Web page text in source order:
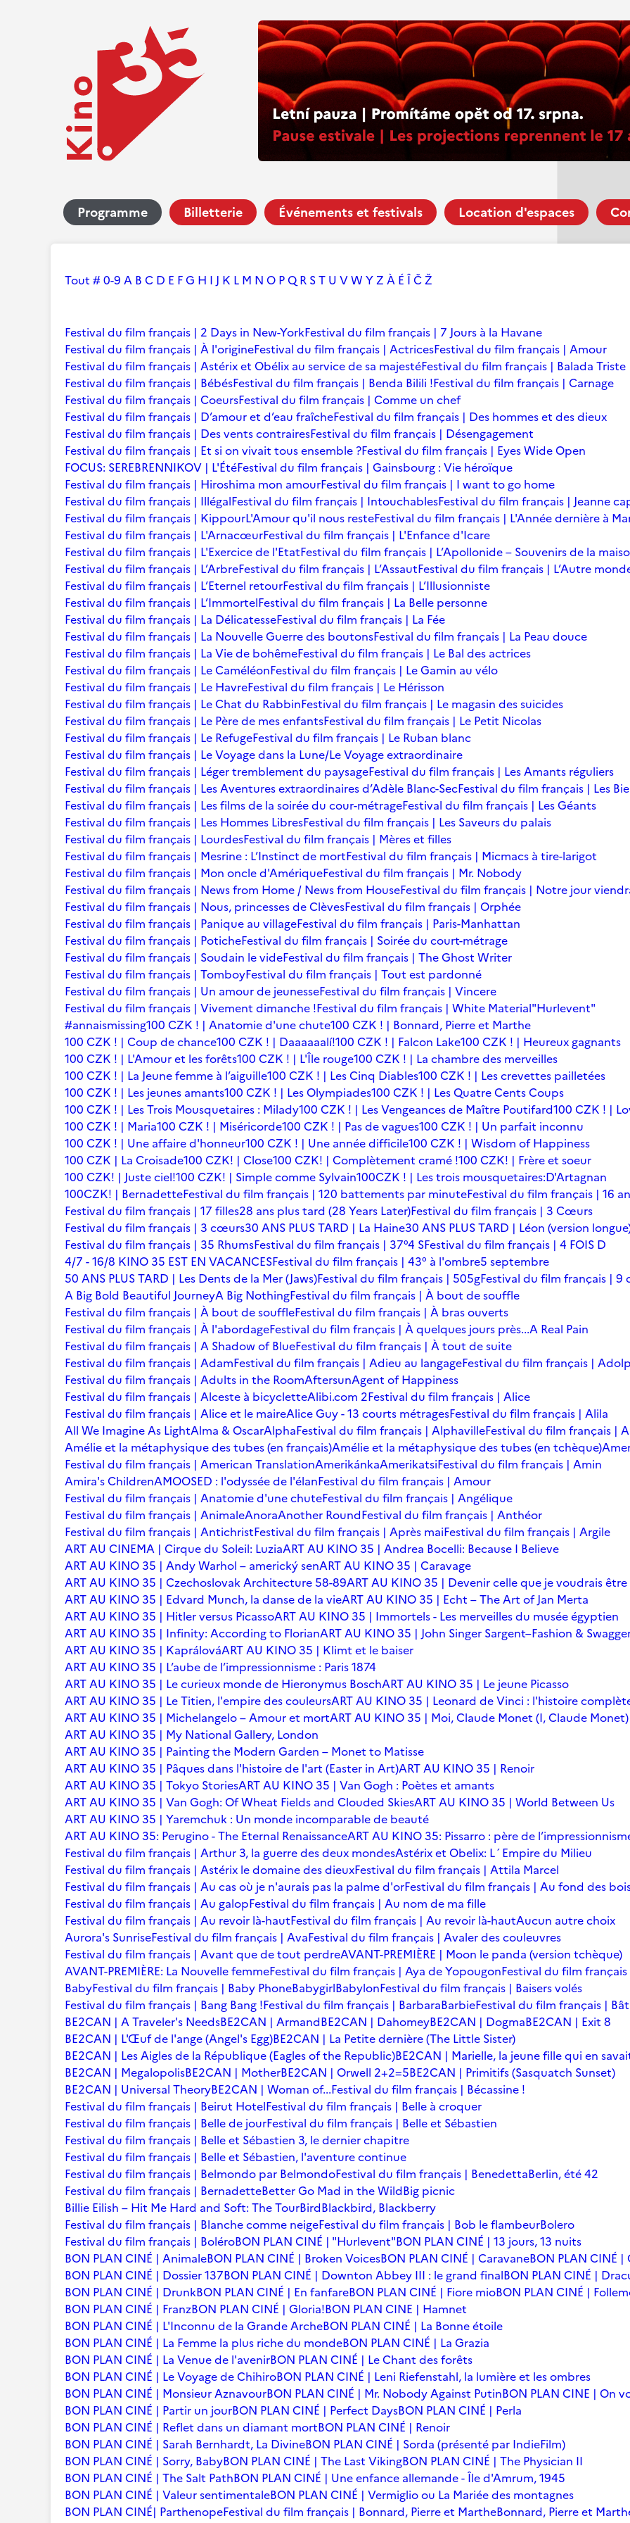
Programme Billetterie Événements et festivals Location d'espaces
Tout # 0-9 A B C D E FG H I J K L M N O PQ R ST U VW YZ À É ÎČŽ
Festival du film français | 2 Days in New-YorkFestival du film français | 7 Jours à la Havane
Festival du film français | À l'origineFestival du film français | ActricesFestival du film français | Amour
Festival du film français | Astérix et Obélix au service de sa majestéFestival du film français | Balada Triste
Festival du film français | BébésFestival du film français | Benda Bilili !Festival du film français | Carnage
Festival du film français | CoeursFestival du film français | Comme un chef
Festival du film français | D’amour et d’eau fraîcheFestival du film français | Des hommes et des dieux
Festival du film français | Des vents contrairesFestival du film français | Désengagement
Festival du film français | Et si on vivait tous ensemble ?Festival du film français | Eyes Wide Open
FOCUS: SEREBRENNIKOV | L'ÉtéFestival du film français | Gainsbourg : Vie héroïque
Festival du film français | Hiroshima mon amourFestival du film français | I want to go home
Festival du film français | IllégalFestival du film français | IntouchablesFestival du film français | Jeanne
Festival du film français | KippourL'Amour qu'il nous resteFestival du film français | L'Année dernière à
Festival du film français | L'ArnacœurFestival du film français | L'Enfance d'Icare
Festival du film français | L'Exercice de l'EtatFestival du film français | L’Apollonide – Souvenirs de la
Festival du film français | L’ArbreFestival du film français | L’AssautFestival du film français | L’Autre
Festival du film français | L’Eternel retourFestival du film français | L’Illusionniste
Festival du film français | L’ImmortelFestival du film français | La Belle personne
Festival du film français | La DélicatesseFestival du film français | La Fée
Festival du film français | La Nouvelle Guerre des boutonsFestival du film français | La Peau douce
Festival du film français | La Vie de bohêmeFestival du film français | Le Bal des actrices
Festival du film français | Le CaméléonFestival du film français | Le Gamin au vélo
Festival du film français | Le HavreFestival du film français | Le Hérisson
Festival du film français | Le Chat du RabbinFestival du film français | Le magasin des suicides
Festival du film français | Le Père de mes enfantsFestival du film français | Le Petit Nicolas
Festival du film français | Le RefugeFestival du film français | Le Ruban blanc
Festival du film français | Le Voyage dans la Lune/Le Voyage extraordinaire
Festival du film français | Léger tremblement du paysageFestival du film français | Les Amants réguliers
Festival du film français | Les Aventures extraordinaires d’Adèle Blanc-SecFestival du film français | Les
Festival du film français | Les films de la soirée du cour-métrageFestival du film français | Les Géants
Festival du film français | Les Hommes LibresFestival du film français | Les Saveurs du palais
Festival du film français | LourdesFestival du film français | Mères et filles
Festival du film français | Mesrine : L’Instinct de mortFestival du film français | Micmacs à tire-larigot
Festival du film français | Mon oncle d'AmériqueFestival du film français | Mr. Nobody
Festival du film français | News from Home / News from HouseFestival du film français | Notre jour
Festival du film français | Nous, princesses de ClèvesFestival du film français | Orphée
Festival du film français | Panique au villageFestival du film français | Paris-Manhattan
Festival du film français | PoticheFestival du film français | Soirée du court-métrage
Festival du film français | Soudain le videFestival du film français | The Ghost Writer
Festival du film français | TomboyFestival du film français | Tout est pardonné
Festival du film français | Un amour de jeunesseFestival du film français | Vincere
Festival du film français | Vivement dimanche !Festival du film français | White Material"Hurlevent"
#annaismissing100 CZK ! | Anatomie d'une chute100 CZK ! | Bonnard, Pierre et Marthe
100 CZK ! | Coup de chance100 CZK ! | Daaaaaalí!100 CZK ! | Falcon Lake100 CZK ! | Heureux gagnants
100 CZK ! | L'Amour et les forêts100 CZK ! | L'Île rouge100 CZK ! | La chambre des merveilles
100 CZK ! | La Jeune femme à l’aiguille100 CZK ! | Les Cinq Diables100 CZK ! | Les crevettes pailletées
100 CZK ! | Les jeunes amants100 CZK ! | Les Olympiades100 CZK ! | Les Quatre Cents Coups
100 CZK ! | Les Trois Mousquetaires : Milady100 CZK ! | Les Vengeances de Maître Poutifard100 CZK ! |
100 CZK ! | Maria100 CZK ! | Miséricorde100 CZK ! | Pas de vagues100 CZK ! | Un parfait inconnu
100 CZK ! | Une affaire d'honneur100 CZK ! | Une année difficile100 CZK ! | Wisdom of Happiness
100 CZK | La Croisade100 CZK! | Close100 CZK! | Complètement cramé !100 CZK! | Frère et soeur
100 CZK! | Juste ciel!100 CZK! | Simple comme Sylvain100CZK ! | Les trois mousquetaires:D'Artagnan
100CZK! | BernadetteFestival du film français | 120 battements par minuteFestival du film français | 16
Festival du film français | 17 filles28 ans plus tard (28 Years Later)Festival du film français | 3 Cœurs
Festival du film français | 3 cœurs30 ANS PLUS TARD | La Haine30 ANS PLUS TARD | Léon (version
Festival du film français | 35 RhumsFestival du film français | 37°4 SFestival du film français | 4 FOIS D
4/7 - 16/8 KINO 35 EST EN VACANCESFestival du film français | 43° à l'ombre5 septembre
50 ANS PLUS TARD | Les Dents de la Mer (Jaws)Festival du film français | 505gFestival du film français | 9
A Big Bold Beautiful JourneyA Big NothingFestival du film français | À bout de souffle
Festival du film français | À bout de souffleFestival du film français | À bras ouverts
Festival du film français | À l'abordageFestival du film français | À quelques jours près...A Real Pain
Festival du film français | A Shadow of BlueFestival du film français | À tout de suite
Festival du film français | AdamFestival du film français | Adieu au langageFestival du film français |
Festival du film français | Adults in the RoomAftersunAgent of Happiness
Festival du film français | Alceste à bicycletteAlibi.com 2Festival du film français | Alice
Festival du film français | Alice et le maireAlice Guy - 13 courts métragesFestival du film français | Alila
All We Imagine As LightAlma & OscarAlphaFestival du film français | AlphavilleFestival du film français |
Amélie et la métaphysique des tubes (en français)Amélie et la métaphysique des tubes (en tchèque)
Festival du film français | American TranslationAmerikánkaAmerikatsiFestival du film français | Amin
Amira's ChildrenAMOOSED : l'odyssée de l'élanFestival du film français | Amour
Festival du film français | Anatomie d'une chuteFestival du film français | Angélique
Festival du film français | AnimaleAnoraAnother RoundFestival du film français | Anthéor
Festival du film français | AntichristFestival du film français | Après maiFestival du film français | Argile
ART AU CINEMA | Cirque du Soleil: LuziaART AU KINO 35 | Andrea Bocelli: Because I Believe
ART AU KINO 35 | Andy Warhol – americký senART AU KINO 35 | Caravage
ART AU KINO 35 | Czechoslovak Architecture 58-89ART AU KINO 35 | Devenir celle que je voudrais être
ART AU KINO 35 | Edvard Munch, la danse de la vieART AU KINO 35 | Echt – The Art of Jan Merta
ART AU KINO 35 | Hitler versus PicassoART AU KINO 35 | Immortels - Les merveilles du musée égyptien
ART AU KINO 35 | Infinity: According to FlorianART AU KINO 35 | John Singer Sargent–Fashion &
ART AU KINO 35 | KaprálováART AU KINO 35 | Klimt et le baiser
ART AU KINO 35 | L’aube de l’impressionnisme : Paris 1874
ART AU KINO 35 | Le curieux monde de Hieronymus BoschART AU KINO 35 | Le jeune Picasso
ART AU KINO 35 | Le Titien, l'empire des couleursART AU KINO 35 | Leonard de Vinci : l'histoire
ART AU KINO 35 | Michelangelo – Amour et mortART AU KINO 35 | Moi, Claude Monet (I, Claude Monet)
ART AU KINO 35 | My National Gallery, London
ART AU KINO 35 | Painting the Modern Garden – Monet to Matisse
ART AU KINO 35 | Pâques dans l'histoire de l'art (Easter in Art)ART AU KINO 35 | Renoir
ART AU KINO 35 | Tokyo StoriesART AU KINO 35 | Van Gogh : Poètes et amants
ART AU KINO 35 | Van Gogh: Of Wheat Fields and Clouded SkiesART AU KINO 35 | World Between Us
ART AU KINO 35 | Yaremchuk : Un monde incomparable de beauté
ART AU KINO 35: Perugino - The Eternal RenaissanceART AU KINO 35: Pissarro : père de
Festival du film français | Arthur 3, la guerre des deux mondesAstérix et Obelix: L´Empire du Milieu
Festival du film français | Astérix le domaine des dieuxFestival du film français | Attila Marcel
Festival du film français | Au cas où je n'aurais pas la palme d'orFestival du film français | Au fond des
Festival du film français | Au galopFestival du film français | Au nom de ma fille
Festival du film français | Au revoir là-hautFestival du film français | Au revoir là-hautAucun autre choix
Aurora's SunriseFestival du film français | AvaFestival du film français | Avaler des couleuvres
Festival du film français | Avant que de tout perdreAVANT-PREMIÈRE | Moon le panda (version tchèque)
AVANT-PREMIÈRE: La Nouvelle femmeFestival du film français | Aya de YopougonFestival du film français
BabyFestival du film français | Baby PhoneBabygirlBabylonFestival du film français | Baisers volés
Festival du film français | Bang Bang !Festival du film français | BarbaraBarbieFestival du film français |
BE2CAN | A Traveler's NeedsBE2CAN | ArmandBE2CAN | DahomeyBE2CAN | DogmaBE2CAN | Exit 8
BE2CAN | L'Œuf de l'ange (Angel's Egg)BE2CAN | La Petite dernière (The Little Sister)
BE2CAN | Les Aigles de la République (Eagles of the Republic)BE2CAN | Marielle, la jeune fille qui en
BE2CAN | MegalopolisBE2CAN | MotherBE2CAN | Orwell 2+2=5BE2CAN | Primitifs (Sasquatch Sunset)
BE2CAN | Universal TheoryBE2CAN | Woman of...Festival du film français | Bécassine !
Festival du film français | Beirut HotelFestival du film français | Belle à croquer
Festival du film français | Belle de jourFestival du film français | Belle et Sébastien
Festival du film français | Belle et Sébastien 3, le dernier chapitre
Festival du film français | Belle et Sébastien, l'aventure continue
Festival du film français | Belmondo par BelmondoFestival du film français | BenedettaBerlin, été 42
Festival du film français | BernadetteBetter Go Mad in the WildBig picnic
Billie Eilish – Hit Me Hard and Soft: The TourBirdBlackbird, Blackberry
Festival du film français | Blanche comme neigeFestival du film français | Bob le flambeurBolero
Festival du film français | BoléroBON PLAN CINÉ | "Hurlevent"BON PLAN CINÉ | 13 jours, 13 nuits
BON PLAN CINÉ | AnimaleBON PLAN CINÉ | Broken VoicesBON PLAN CINÉ | CaravaneBON PLAN CINÉ
BON PLAN CINÉ | Dossier 137BON PLAN CINÉ | Downton Abbey III : le grand finalBON PLAN CINÉ |
BON PLAN CINÉ | DrunkBON PLAN CINÉ | En fanfareBON PLAN CINÉ | Fiore mioBON PLAN CINÉ |
BON PLAN CINÉ | FranzBON PLAN CINÉ | Gloria!BON PLAN CINE | Hamnet
BON PLAN CINÉ | L'Inconnu de la Grande ArcheBON PLAN CINÉ | La Bonne étoile
BON PLAN CINÉ | La Femme la plus riche du mondeBON PLAN CINÉ | La Grazia
BON PLAN CINÉ | La Venue de l'avenirBON PLAN CINÉ | Le Chant des forêts
BON PLAN CINÉ | Le Voyage de ChihiroBON PLAN CINÉ | Leni Riefenstahl, la lumière et les ombres
BON PLAN CINÉ | Monsieur AznavourBON PLAN CINÉ | Mr. Nobody Against PutinBON PLAN CINE | On
BON PLAN CINÉ | Partir un jourBON PLAN CINÉ | Perfect DaysBON PLAN CINÉ | Perla
BON PLAN CINÉ | Reflet dans un diamant mortBON PLAN CINÉ | Renoir
BON PLAN CINÉ | Sarah Bernhardt, La DivineBON PLAN CINÉ | Sorda (présenté par IndieFilm)
BON PLAN CINÉ | Sorry, BabyBON PLAN CINÉ | The Last VikingBON PLAN CINÉ | The Physician II
BON PLAN CINÉ | The Salt PathBON PLAN CINÉ | Une enfance allemande - Île d'Amrum, 1945
BON PLAN CINÉ | Valeur sentimentaleBON PLAN CINÉ | Vermiglio ou La Mariée des montagnes
BON PLAN CINÉ| ParthenopeFestival du film français | Bonnard, Pierre et MartheBonnard, Pierre et